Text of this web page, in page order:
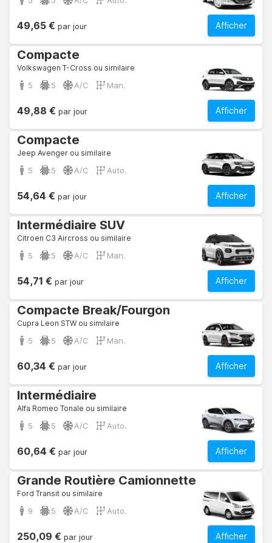
Afficher
49,65 € par jour
Compacte
Volkswagen T-Cross ou similaire
5 5 A/C Man.
Afficher
49,88 € par jour
Compacte
Jeep Avenger ou similaire
5 5 A/C Auto.
Afficher
54,64 € par jour
Intermédiaire SUV
Citroen C3 Aircross ou similaire
5 5 A/C Man.
Afficher
54,71 € par jour
Compacte Break/Fourgon
Cupra Leon STW ou similaire
5 5 A/C Man.
Afficher
60,34 € par jour
Intermédiaire
Alfa Romeo Tonale ou similaire
5 5 A/C Auto.
Afficher
60,64 € par jour
Grande Routière Camionnette
Ford Transit ou similaire
9 5 A/C Auto.
Afficher
250,09 € par jour